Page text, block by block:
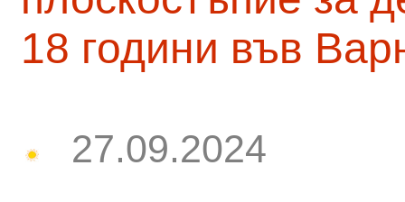
18 години във
27.09.2024